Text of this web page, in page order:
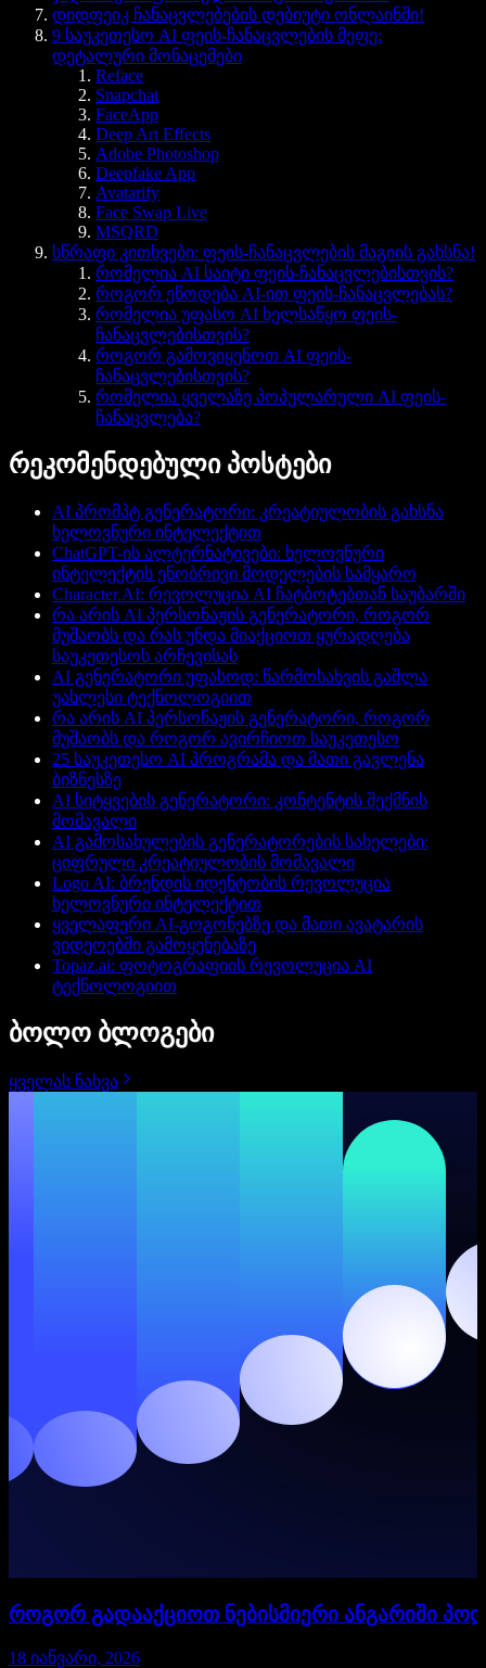
დიდფეიკ ჩანაცვლებების დებიუტი ონლაინში!
9 საუკეთესო AI ფეის-ჩანაცვლების მეფე:
დეტალური მონაცემები
Reface
Snapchat
FaceApp
Deep Art Effects
Adobe Photoshop
Deepfake App
Avatarify
Face Swap Live
MSQRD
სწრაფი კითხვები: ფეის-ჩანაცვლების მაგიის გახსნა!
რომელია AI საიტი ფეის-ჩანაცვლებისთვის?
როგორ ეწოდება AI-ით ფეის-ჩანაცვლებას?
რომელია უფასო AI ხელსაწყო ფეის-
ჩანაცვლებისთვის?
როგორ გამოვიყენოთ AI ფეის-
ჩანაცვლებისთვის?
რომელია ყველაზე პოპულარული AI ფეის-
ჩანაცვლება?
რეკომენდებული პოსტები
AI პრომპტ გენერატორი: კრეატიულობის გახსნა
ხელოვნური ინტელექტით
ChatGPT-ის ალტერნატივები: ხელოვნური
ინტელექტის ენობრივი მოდელების სამყარო
Character.AI: რევოლუცია AI ჩატბოტებთან საუბარში
რა არის AI პერსონაჟის გენერატორი, როგორ
მუშაობს და რას უნდა მიაქციოთ ყურადღება
საუკეთესოს არჩევისას
AI გენერატორი უფასოდ: წარმოსახვის გაშლა
უახლესი ტექნოლოგიით
რა არის AI პერსონაჟის გენერატორი, როგორ
მუშაობს და როგორ ავირჩიოთ საუკეთესო
25 საუკეთესო AI პროგრამა და მათი გავლენა
ბიზნესზე
AI სიტყვების გენერატორი: კონტენტის შექმნის
მომავალი
AI გამოსახულების გენერატორების სახელები:
ციფრული კრეატიულობის მომავალი
Logo AI: ბრენდის იდენტობის რევოლუცია
ხელოვნური ინტელექტით
ყველაფერი AI-გოგონებზე და მათი ავატარის
ვიდეოებში გამოყენებაზე
Topaz.ai: ფოტოგრაფიის რევოლუცია AI
ტექნოლოგიით
ბოლო ბლოგები
ყველას ნახვა
როგორ გადააქციოთ ნებისმიერი ანგარიში
18 იანვარი, 2026